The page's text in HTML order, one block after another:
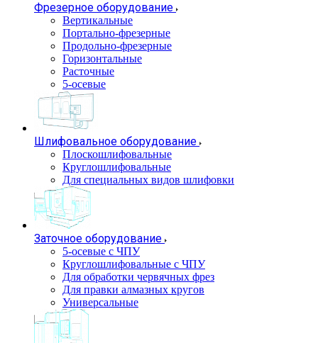
Фрезерное оборудование
Вертикальные
Портально-фрезерные
Продольно-фрезерные
Горизонтальные
Расточные
5-осевые
Шлифовальное оборудование
Плоскошлифовальные
Круглошлифовальные
Для специальных видов шлифовки
Заточное оборудование
5-осевые с ЧПУ
Круглошлифовальные с ЧПУ
Для обработки червячных фрез
Для правки алмазных кругов
Универсальные